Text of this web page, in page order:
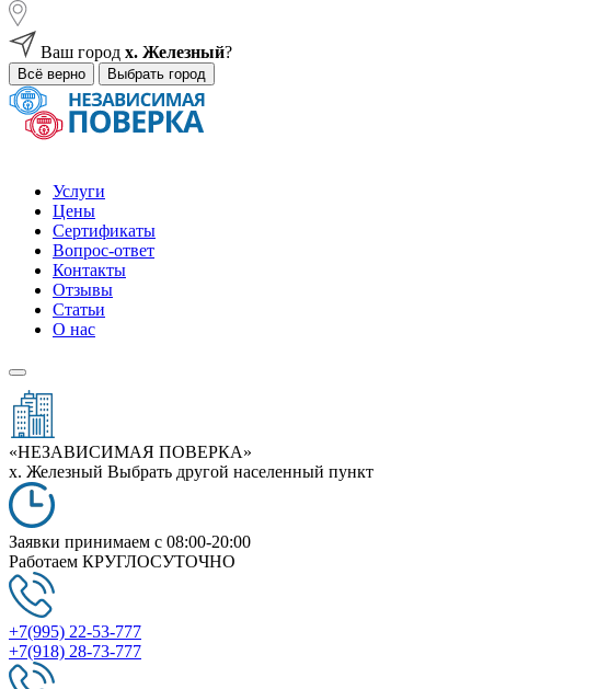
Ваш город х. Железный?
Всё верно Выбрать город
Услуги
Цены
Сертификаты
Вопрос-ответ
Контакты
Отзывы
Статьи
О нас
«НЕЗАВИСИМАЯ ПОВЕРКА»
х. Железный Выбрать другой населенный пункт
Заявки принимаем c 08:00-20:00
Работаем КРУГЛОСУТОЧНО
+7(995) 22-53-777
+7(918) 28-73-777